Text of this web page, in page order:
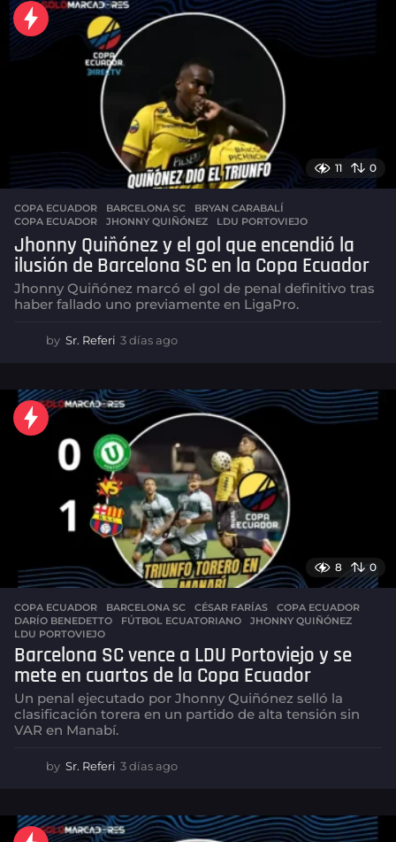
s
11 0
COPA ECUADOR BARCELONA SC ,BRYAN CARABALÍ
COPA ECUADOR
,JHONNY QUIÑÓNEZ ,LDU PORTOVIEJO
Jhonny Quiñónez y el gol que encendió la
ilusión de Barcelona SC en la Copa Ecuador
Jhonny Quiñónez marcó el gol de penal definitivo tras
haber fallado uno previamente en LigaPro.
by Sr. Referi 3 días ago
a
s
g
o
8 0
COPA ECUADOR BARCELONA SC ,CÉSAR FARÍAS ,COPA ECUADOR
DARÍO BENEDETTO
,FÚTBOL ECUATORIANO ,JHONNY QUIÑÓNEZ
LDU PORTOVIEJO
Barcelona SC vence a LDU Portoviejo y se
mete en cuartos de la Copa Ecuador
Un penal ejecutado por Jhonny Quiñónez selló la
clasificación torera en un partido de alta tensión sin
VAR en Manabí.
by Sr. Referi 3 días ago
a
s